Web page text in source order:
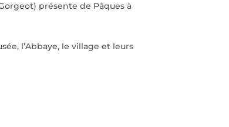
présente de Pâques à
l’Abbaye, le village et leurs